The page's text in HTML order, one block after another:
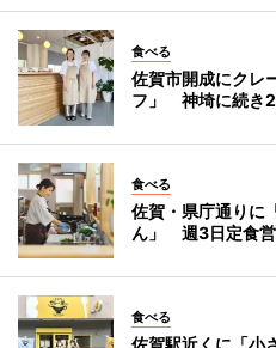
食べる
佐賀市開成にクレ
フ」 神埼に続き2
食べる
佐賀・県庁通りに
ん」 週3日定食
食べる